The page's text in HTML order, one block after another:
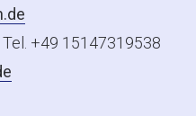
Tel. +49 15147319538